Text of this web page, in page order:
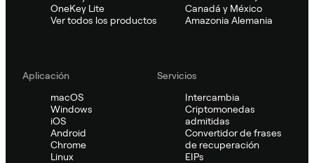
OneKey Lite
Ver todos los productos
Canadá y México
Amazonia Alemania
Aplicación
macOS
Windows
iOS
Android
Chrome
Linux
Servicios
Intercambia
Criptomonedas
admitidas
Convertidor de frases
de recuperación
EIPs